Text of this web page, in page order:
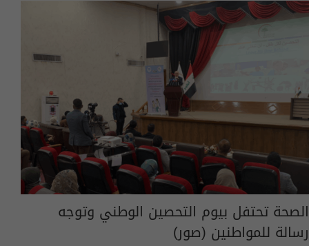
الصحة تحتفل بيوم التحصين الوطني وتوجه
رسالة للمواطنين (صور)